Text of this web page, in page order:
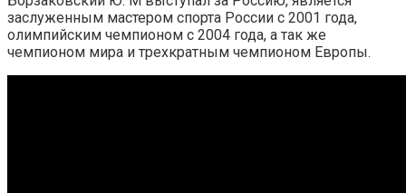
заслуженным мастером спорта России с 2001 года,
олимпийским чемпионом с 2004 года, а так же
чемпионом мира и трехкратным чемпионом Европы.